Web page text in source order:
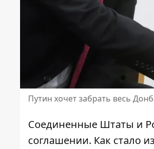
Путин хочет забрать весь
Соединенные Штаты и
соглашении. Как стало